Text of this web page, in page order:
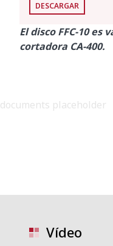
DESCARGAR
El disco FFC-10
cortadora CA-400.
documents placeholder
Vídeo